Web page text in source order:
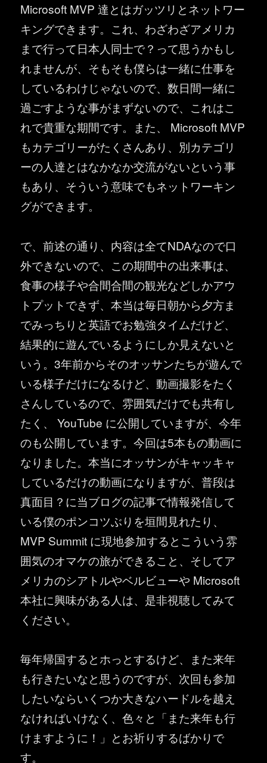
Microsoft MVP 達とはガッツリとネットワー
キングできます。これ、わざわざアメリカ
まで行って日本人同士で？って思うかもし
れませんが、そもそも僕らは一緒に仕事を
しているわけじゃないので、数日間一緒に
過ごすような事がまずないので、これはこ
れで貴重な期間です。また、 Microsoft MVP
もカテゴリーがたくさんあり、別カテゴリ
ーの人達とはなかなか交流がないという事
もあり、そういう意味でもネットワーキン
グができます。
で、前述の通り、内容は全てNDAなので口
外できないので、この期間中の出来事は、
食事の様子や合間合間の観光などしかアウ
トプットできず、本当は毎日朝から夕方ま
でみっちりと英語でお勉強タイムだけど、
結果的に遊んでいるようにしか見えないと
いう。3年前からそのオッサンたちが遊んで
いる様子だけになるけど、動画撮影をたく
さんしているので、雰囲気だけでも共有し
たく、 YouTube に公開していますが、今年
のも公開しています。今回は5本もの動画に
なりました。本当にオッサンがキャッキャ
しているだけの動画になりますが、普段は
真面目？に当ブログの記事で情報発信して
いる僕のポンコツぶりを垣間見れたり、
MVP Summit に現地参加するとこういう雰
囲気のオマケの旅ができること、そしてア
メリカのシアトルやベルビューや Microsoft
本社に興味がある人は、是非視聴してみて
ください。
毎年帰国するとホっとするけど、また来年
も行きたいなと思うのですが、次回も参加
したいならいくつか大きなハードルを越え
なければいけなく、色々と「また来年も行
けますように！」とお祈りするばかりで
す。